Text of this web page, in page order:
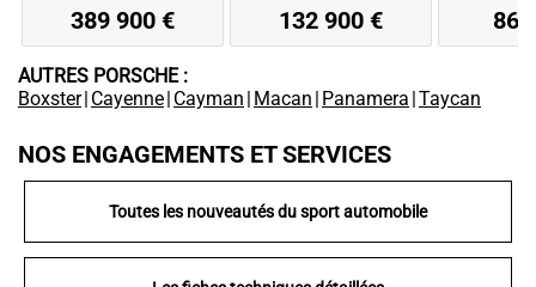
389 900 € 132 900 € 86
AUTRES PORSCHE :
Boxster| Cayenne| Cayman | Macan | Panamera |Taycan
NOS ENGAGEMENTS ET SERVICES
Toutes les nouveautés du sport automobile